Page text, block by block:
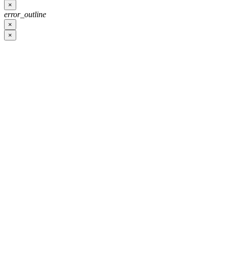
×
error_outline
×
×